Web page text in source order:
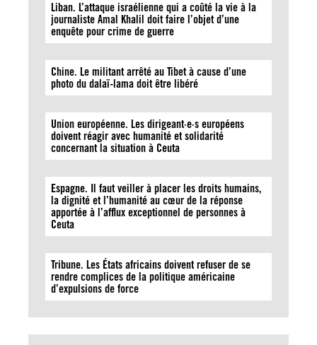
Liban. L’attaque israélienne qui a coûté la vie à la
journaliste Amal Khalil doit faire l’objet d’une
enquête pour crime de guerre
Chine. Le militant arrêté au Tibet à cause d’une
photo du dalaï-lama doit être libéré
Union européenne. Les dirigeant·e·s européens
doivent réagir avec humanité et solidarité
concernant la situation à Ceuta
Espagne. Il faut veiller à placer les droits humains,
la dignité et l’humanité au cœur de la réponse
apportée à l’afflux exceptionnel de personnes à
Ceuta
Tribune. Les États africains doivent refuser de se
rendre complices de la politique américaine
d’expulsions de force